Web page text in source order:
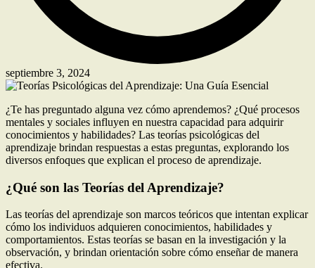
septiembre 3, 2024
¿Te has preguntado alguna vez cómo aprendemos? ¿Qué procesos
mentales y sociales influyen en nuestra capacidad para adquirir
conocimientos y habilidades? Las teorías psicológicas del
aprendizaje brindan respuestas a estas preguntas, explorando los
diversos enfoques que explican el proceso de aprendizaje.
¿Qué son las Teorías del Aprendizaje?
Las teorías del aprendizaje son marcos teóricos que intentan explicar
cómo los individuos adquieren conocimientos, habilidades y
comportamientos. Estas teorías se basan en la investigación y la
observación, y brindan orientación sobre cómo enseñar de manera
efectiva.